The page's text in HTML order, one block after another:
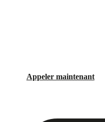
Appeler maintenant